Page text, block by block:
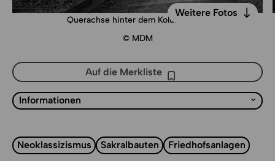
Querachse hinter dem Kolumbarium
© MDM
Weitere Fotos
Auf die Merkliste
Auf die Merkliste
Liste mit Sprungmarken
Informationen
Neoklassizismus Sakralbauten Friedhofsanlagen